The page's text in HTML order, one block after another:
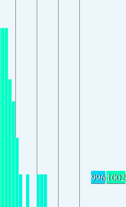
9961002